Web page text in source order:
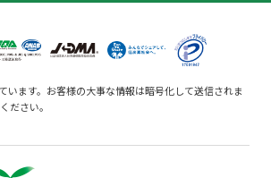
います。お客様の大事な情報は暗号化して送信されま
ださい。